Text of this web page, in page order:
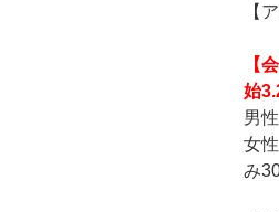
【
【
始
男
女
み